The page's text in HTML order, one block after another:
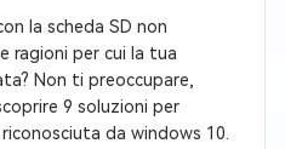
la scheda SD non
ragioni per cui la tua
Non ti preoccupare,
9 soluzioni per
da windows 10.